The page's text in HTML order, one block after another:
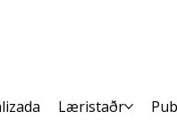
Læristaðr